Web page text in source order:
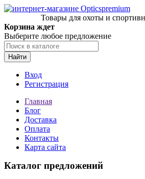
Товары для охоты и
Корзина ждет
Выберите любое предложение
Найти
Вход
Регистрация
Главная
Блог
Доставка
Оплата
Контакты
Карта сайта
Каталог предложений